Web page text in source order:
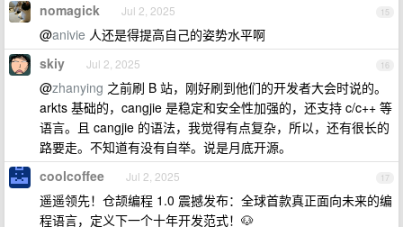
15
nomagick Jul 2, 2025
@anivie 人还是得提高自己的姿势水平啊
16
skiy Jul 2, 2025
@zhanying 之前刷 B 站，刚好刷到他们的开发者大会时说的。
arkts 基础的，cangjie 是稳定和安全性加强的，还支持 c/c++ 等
语言。且 cangjie 的语法，我觉得有点复杂，所以，还有很长的
路要走。不知道有没有自举。说是月底开源。
17
coolcoffee Jul 2, 2025
遥遥领先！仓颉编程 1.0 震撼发布：全球首款真正面向未来的编
程语言，定义下一个十年开发范式！🐶